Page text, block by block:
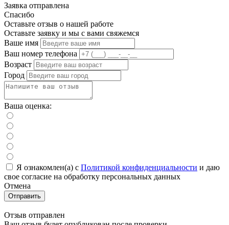
Заявка отправлена
Спасибо
Оставьте отзыв о нашей работе
Оставьте заявку и мы с вами свяжемся
Ваше имя
Ваш номер телефона
Возраст
Город
Ваша оценка:
Я ознакомлен(а) с Политикой конфиденциальности и даю
свое cогласие на обработку персональных данных
Отмена
Отправить
Отзыв отправлен